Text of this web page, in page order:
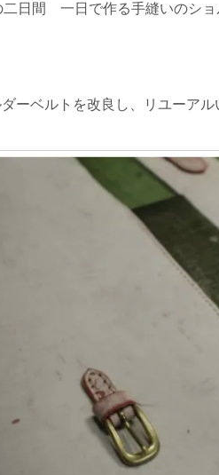
日間 一日で作る手縫いのショ
ーベルトを改良し、リユーアル